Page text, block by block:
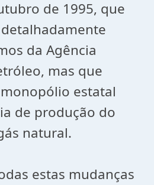
de 1995, que
da Agência
mas que
estatal
de produção do
natural.
estas mudanças